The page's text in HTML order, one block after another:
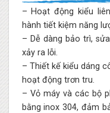
– Hoạt động kiểu
hành tiết kiệm năng
– Dễ dàng bảo trì,
xảy ra lỗi.
– Thiết kế kiểu dáng
hoạt động trơn tru.
– Vỏ máy và các bộ
bằng inox 304, đảm